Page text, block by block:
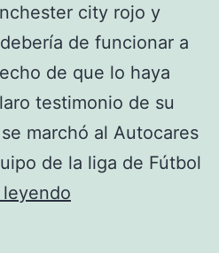
city rojo y
de funcionar a
de que lo haya
testimonio de su
marchó al Autocares
de la liga de Fútbol